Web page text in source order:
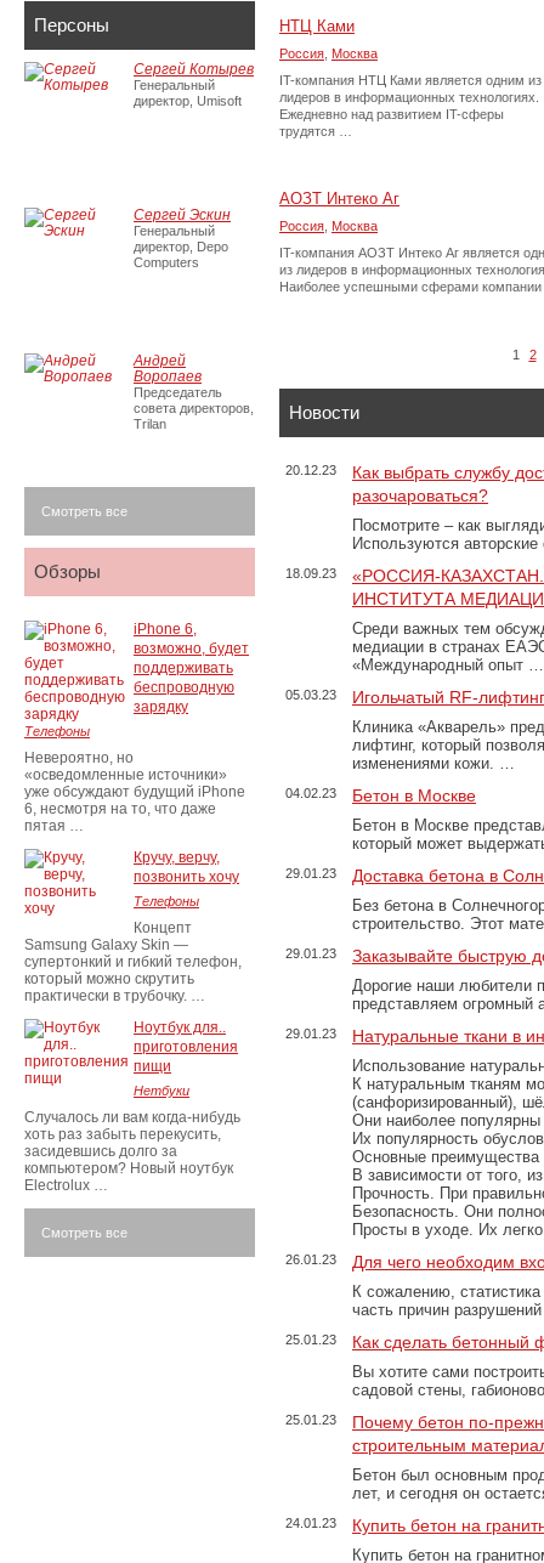
НТЦ Ками
Россия Москва
IT-компания НТЦ Ками является одним из
лидеров в информационных технологиях.
Ежедневно над развитием IT-сферы
трудятся …
АОЗТ Интеко Аг
Россия Москва
IT-компания АОЗТ Интеко Аг является
из лидеров в информационных
Наиболее успешными сферами
1 2
Новости
20.12.23
Как выбрать службу
разочароваться?
Посмотрите – как
Используются
18.09.23
«РОССИЯ-
ИНСТИТУТА
Среди важных тем
медиации в странах
«Международный опыт …
05.03.23 Игольчатый RF-
Клиника «Акварель»
лифтинг, который
изменениями кожи. …
04.02.23 Бетон в Москве
Бетон в Москве
который может
29.01.23 Доставка бетона в
Без бетона в
строительство. Этот
29.01.23 Заказывайте быструю
Дорогие наши любители
представляем огромный
29.01.23 Натуральные ткани в
Использование
К натуральным тканям
(санфоризированный),
Они наиболее популярны
Их популярность
Основные преимущества
В зависимости от того,
Прочность. При
Безопасность. Они
Просты в уходе. Их
26.01.23 Для чего необходим
К сожалению,
часть причин
25.01.23 Как сделать бетонный
Вы хотите сами
садовой стены,
25.01.23
Почему бетон по-
строительным
Бетон был основным
лет, и сегодня он
24.01.23 Купить бетон на
Купить бетон на
Персоны
Сергей Котырев
Генеральный
директор, Umisoft
Сергей Эскин
Генеральный
директор, Depo
Computers
Андрей
Воропаев
Председатель
совета директоров,
Trilan
Смотреть все
Обзоры
iPhone 6,
возможно, будет
поддерживать
беспроводную
зарядку
Телефоны
Невероятно, но
«осведомленные источники»
уже обсуждают будущий iPhone
6, несмотря на то, что даже
пятая …
Кручу, верчу,
позвонить хочу
Телефоны
Концепт
Samsung Galaxy Skin —
супертонкий и гибкий телефон,
который можно скрутить
практически в трубочку. …
Ноутбук для..
приготовления
пищи
Нетбуки
Случалось ли вам когда-нибудь
хоть раз забыть перекусить,
засидевшись долго за
компьютером? Новый ноутбук
Electrolux …
Смотреть все